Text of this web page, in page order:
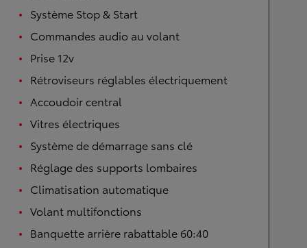
Système Stop & Start
Commandes audio au volant
Prise 12v
Rétroviseurs réglables électriquement
Accoudoir central
Vitres électriques
Système de démarrage sans clé
Réglage des supports lombaires
Climatisation automatique
Volant multifonctions
Banquette arrière rabattable 60:40